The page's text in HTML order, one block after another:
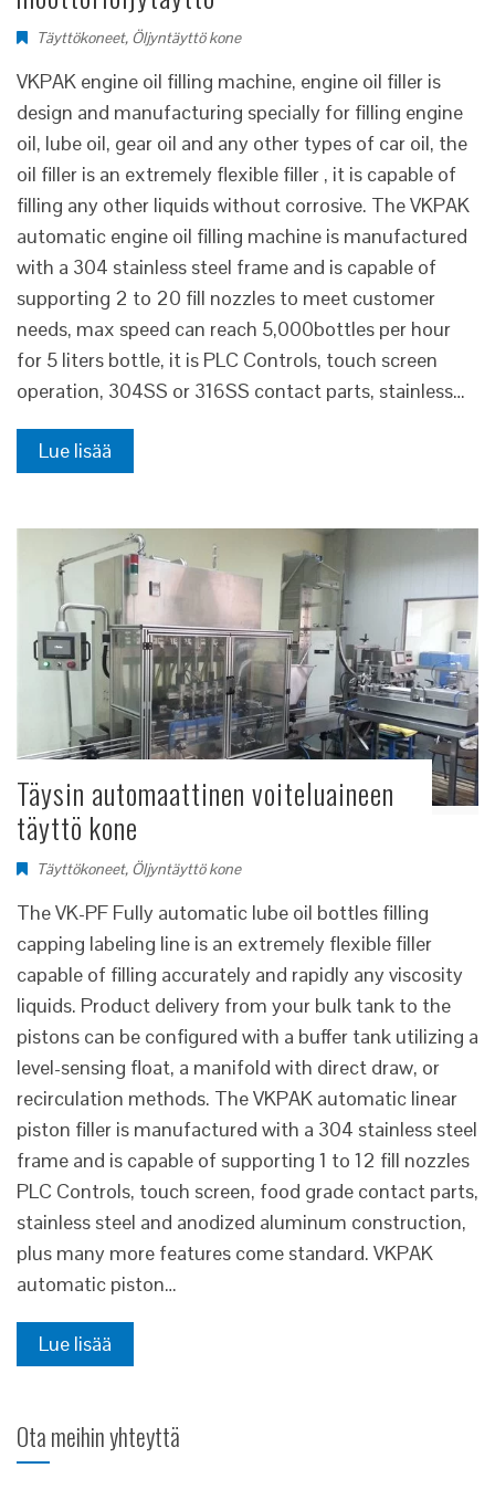
Täyttökoneet, Öljyntäyttö kone
VKPAK engine oil filling machine, engine oil filler is
design and manufacturing specially for filling engine
oil, lube oil, gear oil and any other types of car oil, the
oil filler is an extremely flexible filler , it is capable of
filling any other liquids without corrosive. The VKPAK
automatic engine oil filling machine is manufactured
with a 304 stainless steel frame and is capable of
supporting 2 to 20 fill nozzles to meet customer
needs, max speed can reach 5,000bottles per hour
for 5 liters bottle, it is PLC Controls, touch screen
operation, 304SS or 316SS contact parts, stainless…
Lue lisää
Täysin automaattinen voiteluaineen
täyttö kone
Täyttökoneet, Öljyntäyttö kone
The VK-PF Fully automatic lube oil bottles filling
capping labeling line is an extremely flexible filler
capable of filling accurately and rapidly any viscosity
liquids. Product delivery from your bulk tank to the
pistons can be configured with a buffer tank utilizing a
level-sensing float, a manifold with direct draw, or
recirculation methods. The VKPAK automatic linear
piston filler is manufactured with a 304 stainless steel
frame and is capable of supporting 1 to 12 fill nozzles
PLC Controls, touch screen, food grade contact parts,
stainless steel and anodized aluminum construction,
plus many more features come standard. VKPAK
automatic piston…
Lue lisää
Ota meihin yhteyttä